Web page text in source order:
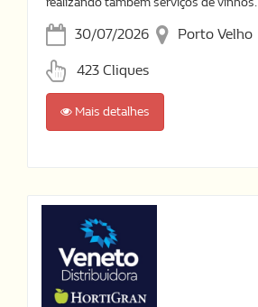
30/07/2026 Porto Velho
423 Cliques
Mais detalhes